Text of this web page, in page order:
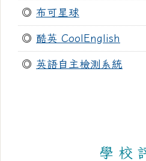
◎ 布可星球
◎ 酷英 CoolEnglish
◎ 英語自主檢測系統
學 校